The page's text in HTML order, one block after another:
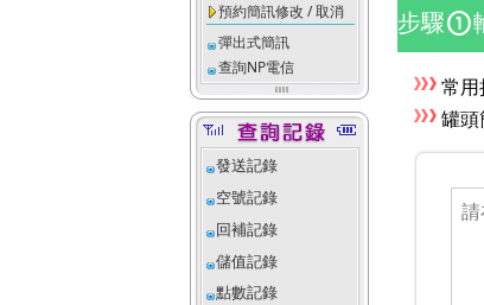
預約簡訊修改 / 取消
彈出式簡訊
查詢NP電信
發送記錄
空號記錄
回補記錄
儲值記錄
點數記錄
步驟counter_1
常
罐